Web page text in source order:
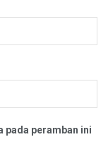
pada peramban ini